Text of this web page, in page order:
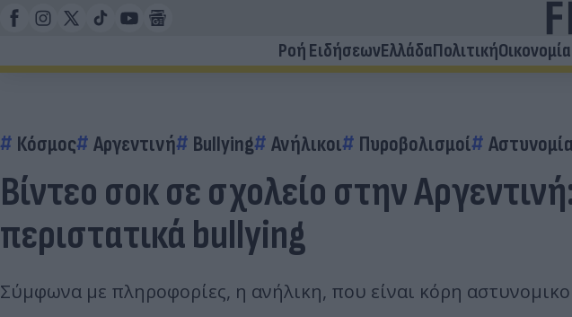
Ροή ΕιδήσεωνΕλλάδαΠολιτικήΟικονομία
Κόσμος Αργεντινή Bullying Ανήλικοι Πυροβολισμοί
Βίντεο σοκ σε σχολείο στην
περιστατικά bullying
Σύμφωνα με πληροφορίες, η ανήλικη, που είναι κόρη